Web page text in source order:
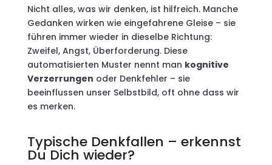
Nicht alles, was wir denken, ist hilfreich. Manche
Gedanken wirken wie eingefahrene Gleise – sie
führen immer wieder in dieselbe Richtung:
Zweifel, Angst, Überforderung. Diese
automatisierten Muster nennt man kognitive
Verzerrungen oder Denkfehler – sie
beeinflussen unser Selbstbild, oft ohne dass wir
es merken.
Typische Denkfallen – erkennst
Du Dich wieder?